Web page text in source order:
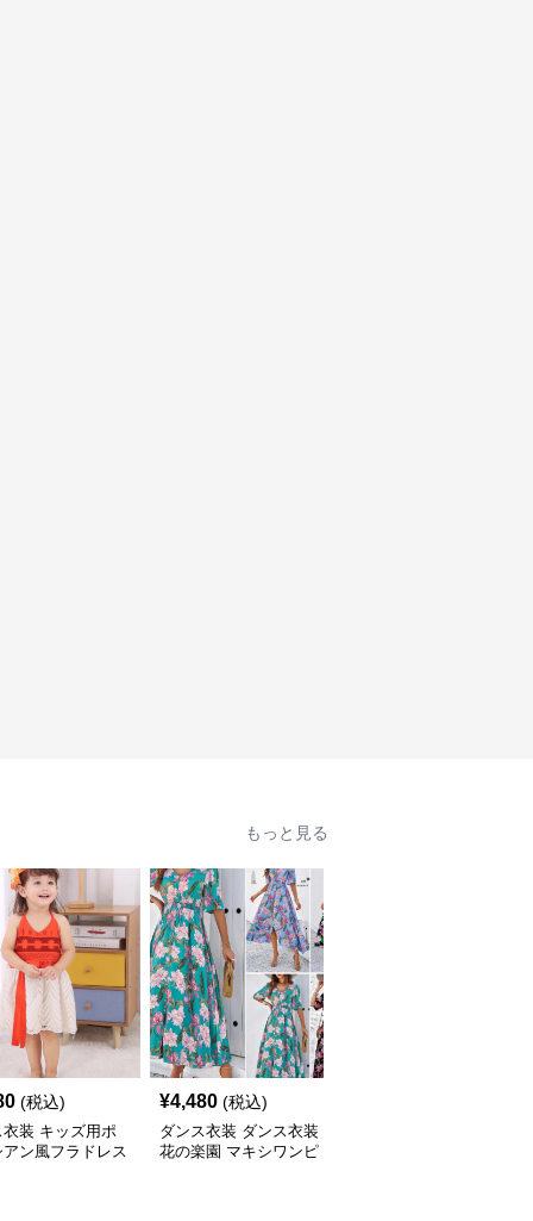
もっと見る
(税込)
衣装 キッズ用ポ
アン風フラドレス
¥4,480 (税込)
ダンス衣装 ダンス衣装
花の楽園 マキシワンピ